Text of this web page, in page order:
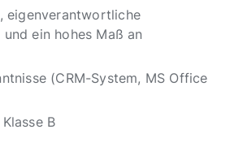
eigenverantwortliche
ein hohes Maß an
(CRM-System, MS Office
B